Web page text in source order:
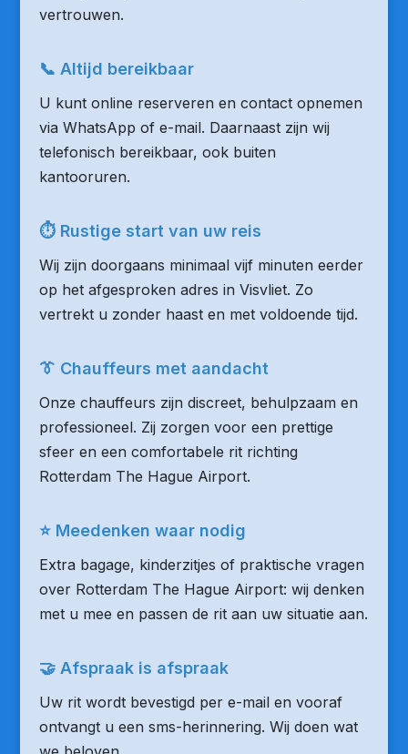
vertrouwen.
📞 Altijd bereikbaar
U kunt online reserveren en contact opnemen
via WhatsApp of e-mail. Daarnaast zijn wij
telefonisch bereikbaar, ook buiten
kantooruren.
⏱ Rustige start van uw reis
Wij zijn doorgaans minimaal vijf minuten eerder
op het afgesproken adres in Visvliet. Zo
vertrekt u zonder haast en met voldoende tijd.
👔 Chauffeurs met aandacht
Onze chauffeurs zijn discreet, behulpzaam en
professioneel. Zij zorgen voor een prettige
sfeer en een comfortabele rit richting
Rotterdam The Hague Airport.
⭐ Meedenken waar nodig
Extra bagage, kinderzitjes of praktische vragen
over Rotterdam The Hague Airport: wij denken
met u mee en passen de rit aan uw situatie aan.
🤝 Afspraak is afspraak
Uw rit wordt bevestigd per e-mail en vooraf
ontvangt u een sms-herinnering. Wij doen wat